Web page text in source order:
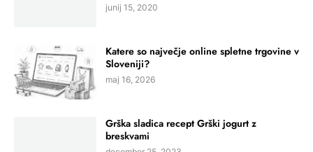
junij 15, 2020
Katere so največje online spletne trgovine v
Sloveniji?
maj 16, 2026
Grška sladica recept Grški jogurt z
breskvami